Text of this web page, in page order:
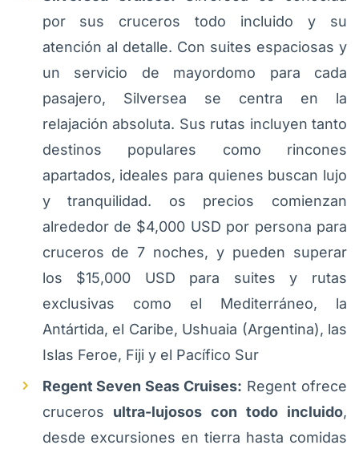
por sus cruceros todo incluido y su
atención al detalle. Con suites espaciosas y
un servicio de mayordomo para cada
pasajero, Silversea se centra en la
relajación absoluta. Sus rutas incluyen tanto
destinos populares como rincones
apartados, ideales para quienes buscan lujo
y tranquilidad. os precios comienzan
alrededor de $4,000 USD por persona para
cruceros de 7 noches, y pueden superar
los $15,000 USD para suites y rutas
exclusivas como el Mediterráneo, la
Antártida, el Caribe, Ushuaia (Argentina), las
Islas Feroe, Fiji y el Pacífico Sur
Regent Seven Seas Cruises: Regent ofrece
cruceros ultra-lujosos con todo incluido,
desde excursiones en tierra hasta comidas